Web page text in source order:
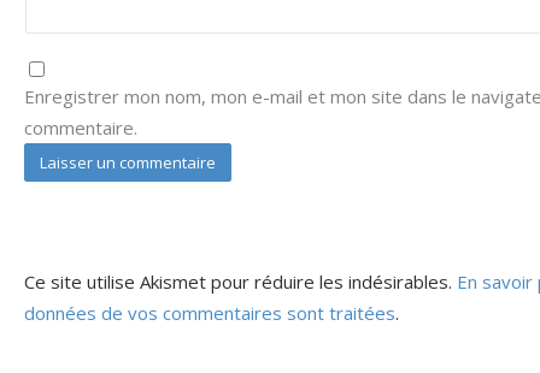
Enregistrer mon nom, mon e-mail et mon site dans le
commentaire.
Ce site utilise Akismet pour réduire les indésirables. En
données de vos commentaires sont traitées.